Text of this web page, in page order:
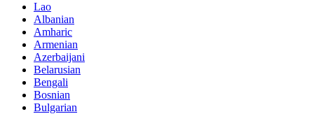
Lao
Albanian
Amharic
Armenian
Azerbaijani
Belarusian
Bengali
Bosnian
Bulgarian